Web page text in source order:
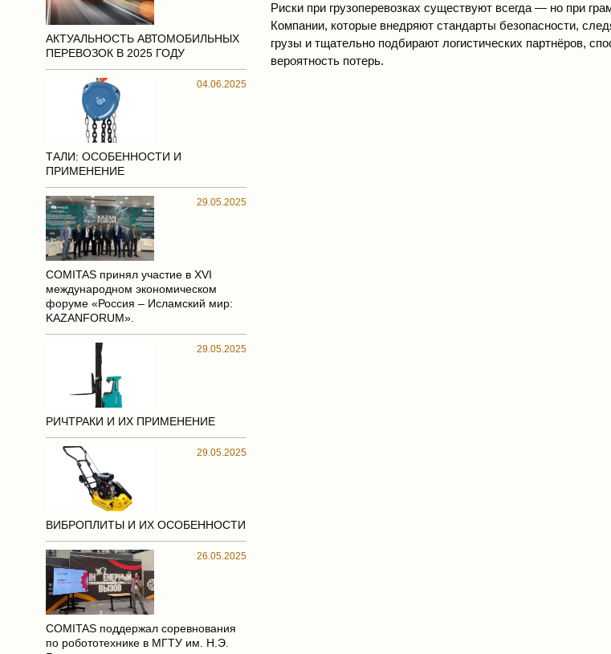
АКТУАЛЬНОСТЬ АВТОМОБИЛЬНЫХ
ПЕРЕВОЗОК В 2025 ГОДУ
04.06.2025
ТАЛИ: ОСОБЕННОСТИ И
ПРИМЕНЕНИЕ
29.05.2025
COMITAS принял участие в XVI
международном экономическом
форуме «Россия – Исламский мир:
KAZANFORUM».
29.05.2025
РИЧТРАКИ И ИХ ПРИМЕНЕНИЕ
29.05.2025
ВИБРОПЛИТЫ И ИХ ОСОБЕННОСТИ
26.05.2025
COMITAS поддержал соревнования
по робототехнике в МГТУ им. Н.Э.
Риски при грузоперевозках существуют всегда — но при
Компании, которые внедряют стандарты безопасности,
грузы и тщательно подбирают логистических партнёров,
вероятность потерь.